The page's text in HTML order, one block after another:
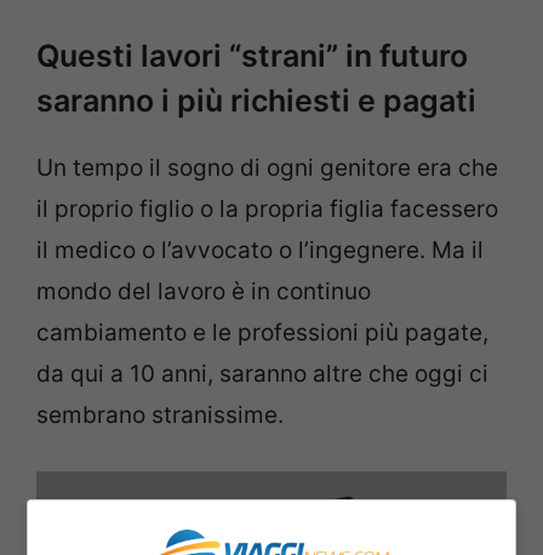
Questi lavori “strani” in futuro
saranno i più richiesti e pagati
Un tempo il sogno di ogni genitore era che
il proprio figlio o la propria figlia facessero
il medico o l’avvocato o l’ingegnere. Ma il
mondo del lavoro è in continuo
cambiamento e le professioni più pagate,
da qui a 10 anni, saranno altre che oggi ci
sembrano stranissime.